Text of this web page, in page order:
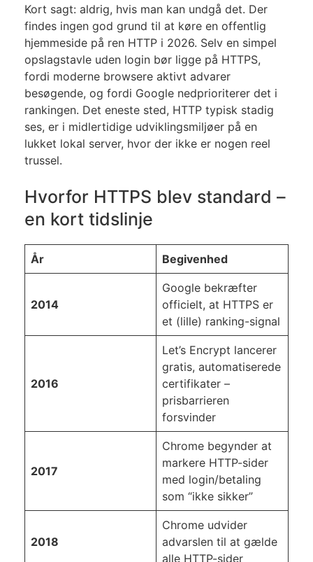
Kort sagt: aldrig, hvis man kan undgå det. Der
findes ingen god grund til at køre en offentlig
hjemmeside på ren HTTP i 2026. Selv en simpel
opslagstavle uden login bør ligge på HTTPS,
fordi moderne browsere aktivt advarer
besøgende, og fordi Google nedprioriterer det i
rankingen. Det eneste sted, HTTP typisk stadig
ses, er i midlertidige udviklingsmiljøer på en
lukket lokal server, hvor der ikke er nogen reel
trussel.
Hvorfor HTTPS blev standard –
en kort tidslinje
År Begivenhed
2014
Google bekræfter
officielt, at HTTPS er
et (lille) ranking-signal
2016
Let’s Encrypt lancerer
gratis, automatiserede
certifikater –
prisbarrieren
forsvinder
2017
Chrome begynder at
markere HTTP-sider
med login/betaling
som “ikke sikker”
2018
Chrome udvider
advarslen til at gælde
alle HTTP-sider